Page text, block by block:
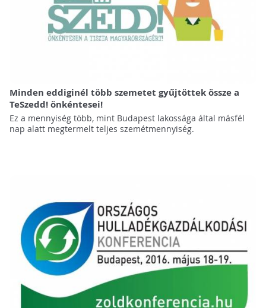
Minden eddiginél több szemetet gyűjtöttek össze a
TeSzedd! önkéntesei!
Ez a mennyiség több, mint Budapest lakossága által másfél
nap alatt megtermelt teljes szemétmennyiség.